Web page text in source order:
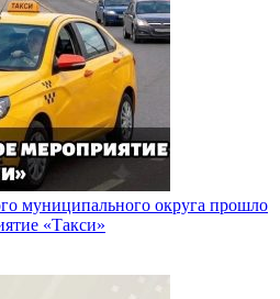
муниципального округа прошло
«Такси»